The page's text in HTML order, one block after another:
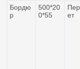
Бордю
р
500*20
0*55
ет